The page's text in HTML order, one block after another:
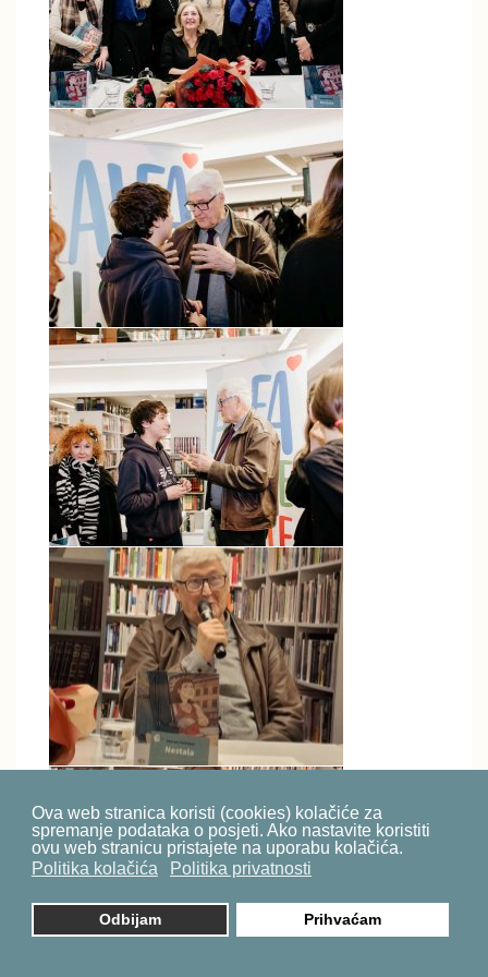
Ova web stranica koristi (cookies) kolačiće za
spremanje podataka o posjeti. Ako nastavite koristiti
ovu web stranicu pristajete na uporabu kolačića.
Politika kolačića
Politika privatnosti
Odbijam Prihvaćam